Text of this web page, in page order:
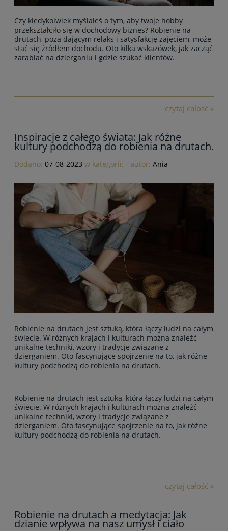
Czy kiedykolwiek myślałeś o tym, aby twoje hobby
przekształciło się w dochodowy biznes? Robienie na
drutach, poza dającym relaks i satysfakcję zajęciem, może
stać się źródłem dochodu. Oto kilka wskazówek, jak zacząć
zarabiać na dzierganiu i gdzie szukać klientów.
czytaj całość »
Inspiracje z całego świata: Jak różne
kultury podchodzą do robienia na drutach.
Dodano: 07-08-2023 w kategorii: - autor: Ania
Robienie na drutach jest sztuką, która łączy ludzi na całym
świecie. W różnych krajach i kulturach można znaleźć
unikalne techniki, wzory i tradycje związane z
dzierganiem. Oto fascynujące spojrzenie na to, jak różne
kultury podchodzą do robienia na drutach.
Robienie na drutach jest sztuką, która łączy ludzi na całym
świecie. W różnych krajach i kulturach można znaleźć
unikalne techniki, wzory i tradycje związane z
dzierganiem. Oto fascynujące spojrzenie na to, jak różne
kultury podchodzą do robienia na drutach.
czytaj całość »
Robienie na drutach a medytacja: Jak
dzianie wpływa na nasz umysł i ciało